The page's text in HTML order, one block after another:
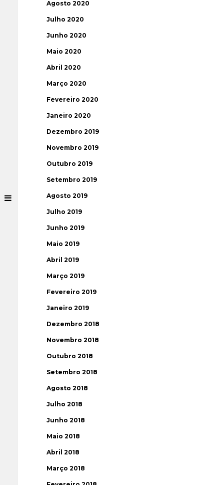
Agosto 2020
Julho 2020
Junho 2020
Maio 2020
Abril 2020
Março 2020
Fevereiro 2020
Janeiro 2020
Dezembro 2019
Novembro 2019
Outubro 2019
Setembro 2019
Agosto 2019
Julho 2019
Junho 2019
Maio 2019
Abril 2019
Março 2019
Fevereiro 2019
Janeiro 2019
Dezembro 2018
Novembro 2018
Outubro 2018
Setembro 2018
Agosto 2018
Julho 2018
Junho 2018
Maio 2018
Abril 2018
Março 2018